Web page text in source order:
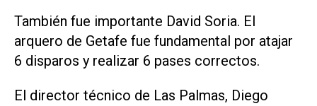
También fue importante David Soria. El
arquero de Getafe fue fundamental por atajar
6 disparos y realizar 6 pases correctos.
El director técnico de Las Palmas, Diego